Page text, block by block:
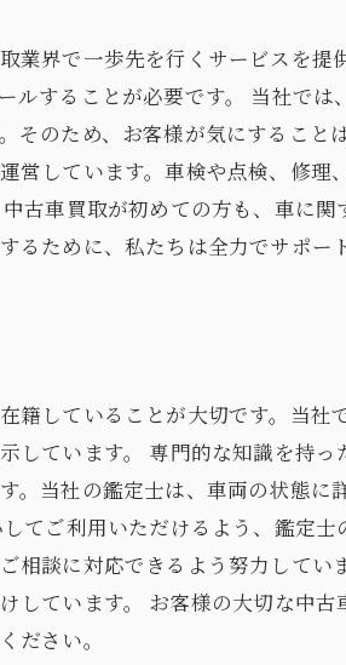
業界で一歩先を行くサービスを
ルすることが必要です。 当社で
そのため、お客様が気にするこ
営しています。車検や点検、修
古車買取が初めての方も、車に
ために、私たちは全力でサポー
籍していることが大切です。当
しています。 専門的な知識を持
。当社の鑑定士は、車両の状態
てご利用いただけるよう、鑑定
相談に対応できるよう努力して
しています。 お客様の大切な中
ださい。